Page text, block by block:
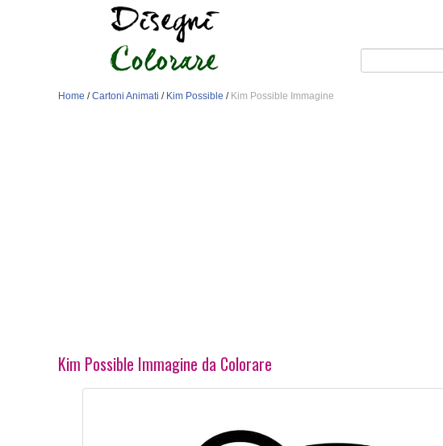
Home /Cartoni Animati / Kim Possible / Kim Possible Immagine
Kim Possible Immagine da Colorare